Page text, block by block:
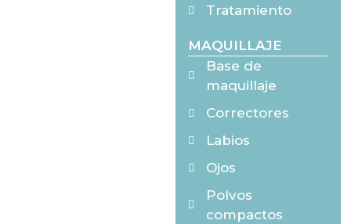
Tratamiento
MAQUILLAJE
Base de
maquillaje
Correctores
Labios
Ojos
Polvos
compactos